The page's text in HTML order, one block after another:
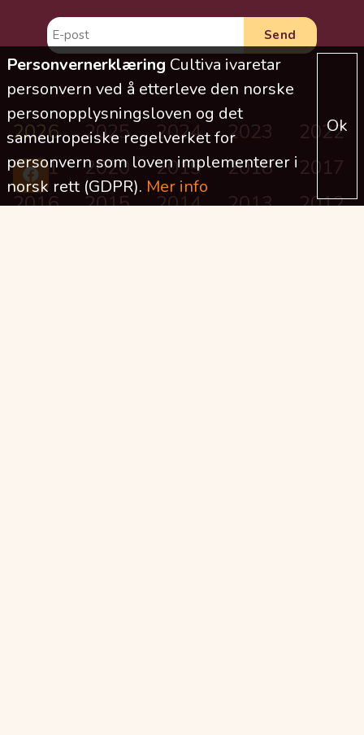
2026 2025 2024 2023
2022
2021
2020 2019 2018
2017
2016
2015 2014 2013
2012
Personvernerklæring Cultiva ivaretar
personvern ved å etterleve den norske
personopplysningsloven og det
sameuropeiske regelverket for
personvern som loven implementerer i
norsk rett (GDPR). Mer info
Ok